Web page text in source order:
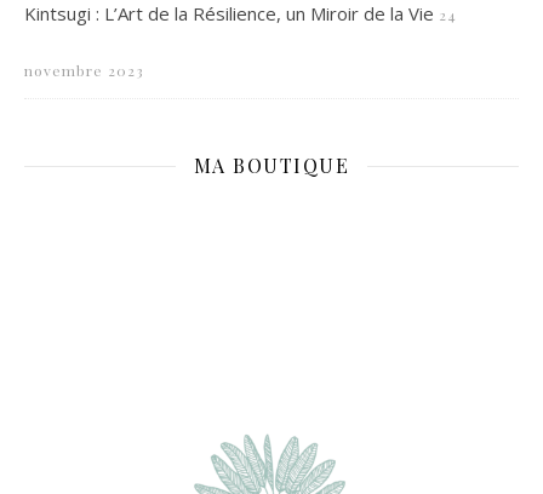
Kintsugi : L’Art de la Résilience, un Miroir de la Vie 24
novembre 2023
MA BOUTIQUE